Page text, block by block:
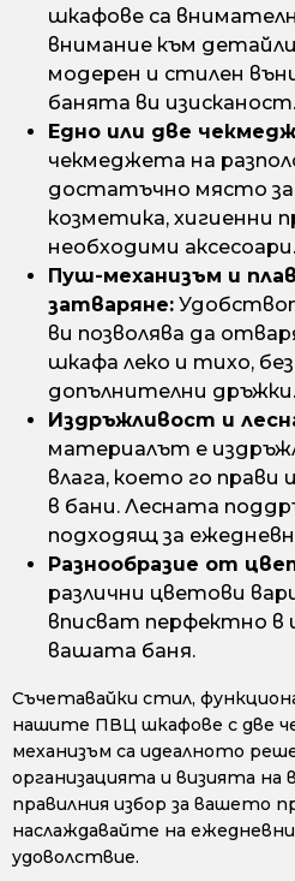
шкафове са
внимание към
модерен и стилен
банята ви изисканост.
Едно или две
чекмеджета на
достатъчно място за
козметика, хигиенни
необходими аксесоари.
Пуш-механизъм и
затваряне:
ви позволява да
шкафа леко и тихо,
допълнителни дръжки.
Издръжливост и
материалът е
влага, което го прави
в бани. Лесната
подходящ за
Разнообразие от
различни цветови
вписват перфектно в
вашата баня.
Съчетавайки стил,
нашите ПВЦ шкафове с две
механизъм са идеалното
организацията и визията
правилния избор за вашето
наслаждавайте на
удоволствие.